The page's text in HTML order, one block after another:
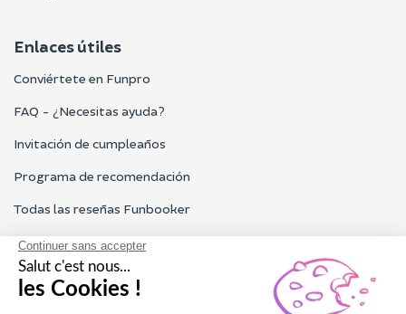
Enlaces útiles
Conviértete en Funpro
FAQ - ¿Necesitas ayuda?
Invitación de cumpleaños
Programa de recomendación
Todas las reseñas Funbooker
Contacta con nosotros
Nuestro servicio al cliente está abierto de lunes a viernes de 9h